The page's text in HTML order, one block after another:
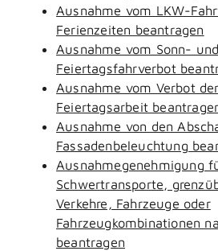
Ausnahme vom LKW-
Ferienzeiten beantragen
Ausnahme vom Sonn- und
Feiertagsfahrverbot
Ausnahme vom Verbot
Feiertagsarbeit
Ausnahme von den
Fassadenbeleuchtung
Ausnahmegenehmigung
Schwertransporte,
Verkehre, Fahrzeuge oder
Fahrzeugkombinationen
beantragen